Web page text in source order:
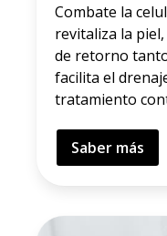
Combate la
revitaliza la
de retorno
facilita el
tratamiento
Saber más